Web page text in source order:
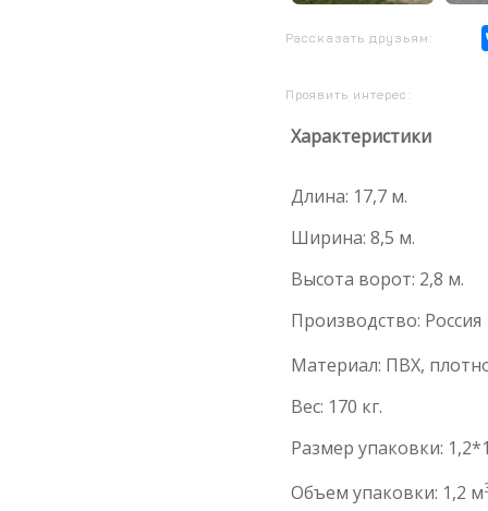
Рассказать друзьям:
Проявить интерес:
Характеристики
Длина: 17,7 м.
Ширина: 8,5 м.
Высота ворот: 2,8 м.
Производство: Россия
Материал: ПВХ,
Вес: 170 кг.
Размер упаковки:
Объем упаковки: 1,2 м